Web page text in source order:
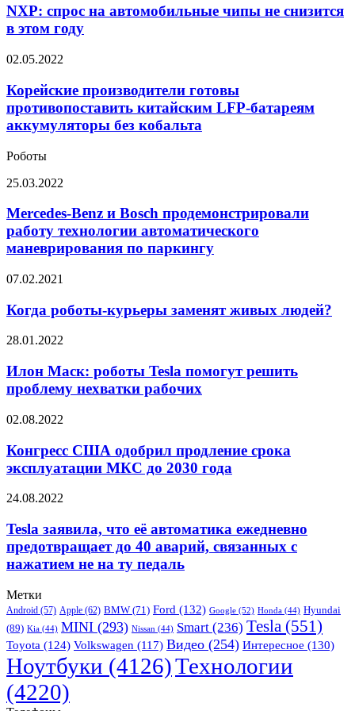
на
автомобильные
чипы
снизится
этом
году
NXP: спрос на автомобильные чипы не снизится
в этом году
Корейские
готовы
противопоставить
китайским
LFP-
аккумуляторы
кобальта
02.05.2022
Корейские производители готовы
противопоставить китайским LFP-батареям
аккумуляторы без кобальта
Роботы
Mercedes-
и
Bosch
продемонстрировали
работу
автоматического
по
25.03.2022
Mercedes-Benz и Bosch продемонстрировали
работу технологии автоматического
маневрирования по паркингу
Когда
курьеры
заменят
живых
07.02.2021
Когда роботы-курьеры заменят живых людей?
Илон
роботы
Tesla
помогут
проблему
рабочих
28.01.2022
Илон Маск: роботы Tesla помогут решить
проблему нехватки рабочих
Конгресс
одобрил
продление
срока
МКС
2030
года
02.08.2022
Конгресс США одобрил продление срока
эксплуатации МКС до 2030 года
Tesla
что
её
автоматика
ежедневно
до
40
аварий,
связанных
с
нажатием
не
на
24.08.2022
Tesla заявила, что её автоматика ежедневно
предотвращает до 40 аварий, связанных с
нажатием не на ту педаль
Метки
Android (57) Apple (62) BMW (71) Ford (132) Google (52) Honda (44) Hyundai
(89) Kia (44) MINI (293) Nissan (44) Smart (236) Tesla (551)
Toyota (124) Volkswagen (117) Видео (254) Интересное (130)
Ноутбуки (4126)Технологии
(4220)